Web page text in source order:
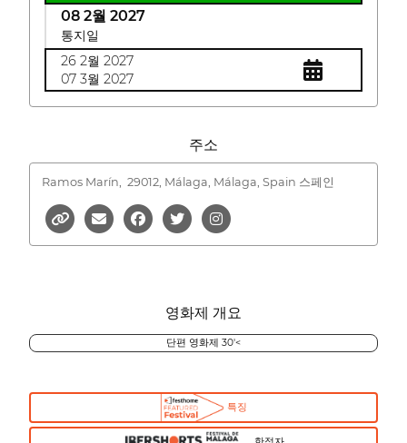
08 2월 2027
통지일
26 2월 2027
07 3월 2027
주소
Ramos Marín, 29012, Málaga, Málaga, Spain 스페인
영화제 개요
단편 영화제 30'<
특징